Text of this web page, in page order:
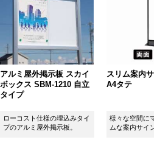
アルミ屋外掲示板 スカイ
ボックス SBM-1210 自立
タイプ
ローコスト仕様の埋込みタイ
プのアルミ屋外掲示板。
スリム案内サ
A4タテ
様々な空間にマ
ムな案内サイン